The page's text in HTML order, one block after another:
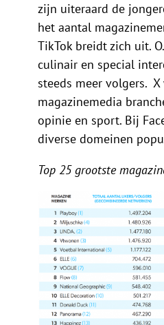
zijn uiteraard de
het aantal
TikTok breidt zich uit.
culinair en special
steeds meer volgers.
magazinemedia
opinie en sport. Bij
diverse domeinen
Top 25 grootste